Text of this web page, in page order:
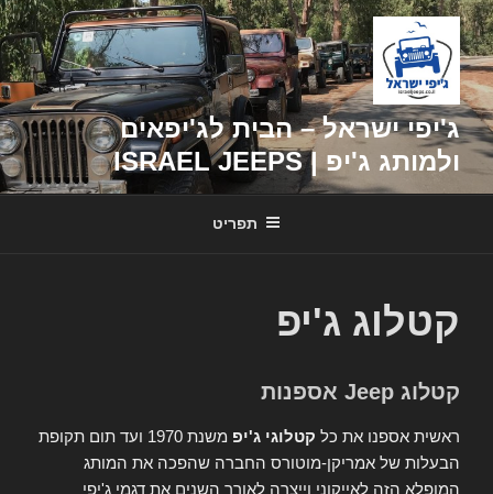
דילוג
לתוכן
ג'יפי ישראל – הבית לג'יפאים
ולמותג ג'יפ | ISRAEL JEEPS
תפריט
קטלוג ג'יפ
קטלוג Jeep אספנות
ראשית אספנו את כל קטלוגי ג'יפ
משנת 1970 ועד תום תקופת
הבעלות של אמריקן-מוטורס החברה שהפכה את המותג
המופלא הזה לאייקוני וייצרה לאורך השנים את דגמי ג'יפי